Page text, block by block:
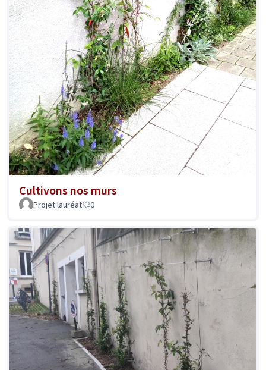
Cultivons nos murs
Projet lauréat 0